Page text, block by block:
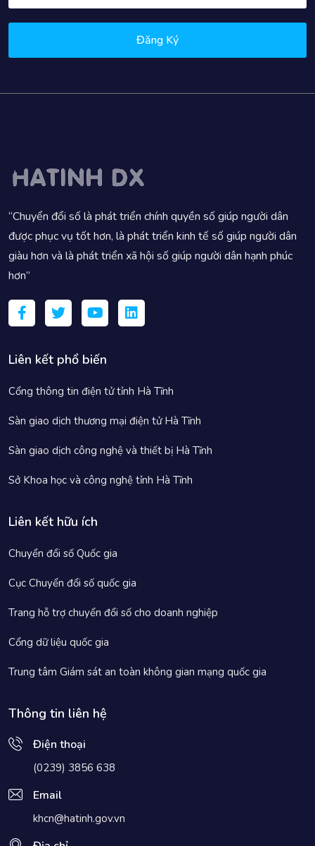
Đăng Ký
“Chuyển đổi số là phát triển chính quyền số giúp người dân
được phục vụ tốt hơn, là phát triển kinh tế số giúp người dân
giàu hơn và là phát triển xã hội số giúp người dân hạnh phúc
hơn”
Liên kết phổ biến
Cổng thông tin điện tử tỉnh Hà Tĩnh
Sàn giao dịch thương mại điện tử Hà Tĩnh
Sàn giao dịch công nghệ và thiết bị Hà Tĩnh
Sở Khoa học và công nghệ tỉnh Hà Tĩnh
Liên kết hữu ích
Chuyển đổi số Quốc gia
Cục Chuyển đổi số quốc gia
Trang hỗ trợ chuyển đổi số cho doanh nghiệp
Cổng dữ liệu quốc gia
Trung tâm Giám sát an toàn không gian mạng quốc gia
Thông tin liên hệ
Điện thoại
(0239) 3856 638
Email
khcn@hatinh.gov.vn